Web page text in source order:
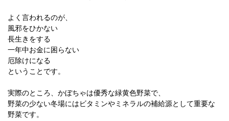
よく言われるのが、
風邪をひかない
長生きをする
一年中お金に困らない
厄除けになる
ということです。
実際のところ、かぼちゃは優秀な緑黄色野菜で、
野菜の少ない冬場にはビタミンやミネラルの補給源として重要な
野菜です。